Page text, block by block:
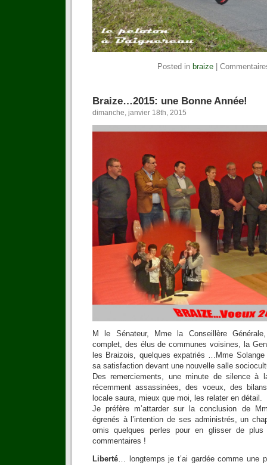
Posted in braize|
Braize…2015: une Bonne Année!
dimanche, janvier 18th, 2015
M le Sénateur, Mme la Conseillère
complet, des élus de communes voisines, la
les Braizois, quelques expatriés …Mme
sa satisfaction devant une nouvelle salle
Des remerciements, une minute de silence à
récemment assassinées, des voeux, des
locale saura, mieux que moi, les relater en détail.
Je préfère m’attarder sur la conclusion de
égrenés à l’intention de ses administrés, un
omis quelques perles pour en glisser de
commentaires !
Liberté… longtemps je t’ai gardée comme une